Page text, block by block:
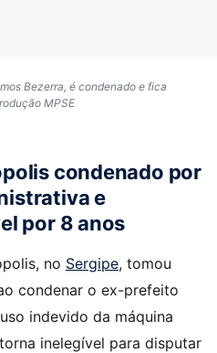
Bezerra, é condenado e fica
MPSE
condenado por
e
por 8 anos
no Sergipe, tomou
condenar o ex-prefeito
indevido da máquina
inelegível para disputar